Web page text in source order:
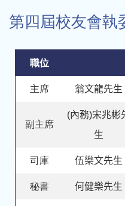
第四屆校友會執
職位
主席 翁文龍先生
副主席
(內務)宋兆彬
生
司庫 伍樂文先生
秘書 何健樂先生